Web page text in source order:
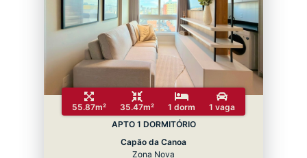
55.87m² 35.47m² 1 dorm
1 vaga
APTO 1 DORMITÓRIO
Capão da Canoa
Zona Nova